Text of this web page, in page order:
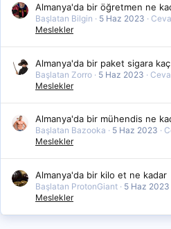
Almanya'da bir öğretmen ne
Başlatan Bilgin 5 Haz 2023
Meslekler
Almanya'da bir paket sigara
Başlatan Zorro 5 Haz 2023
Meslekler
Almanya'da bir mühendis ne
Başlatan Bazooka 5 Haz 2023
Meslekler
Almanya'da bir kilo et ne kadar
Başlatan ProtonGiant 5 Haz 2023
Meslekler